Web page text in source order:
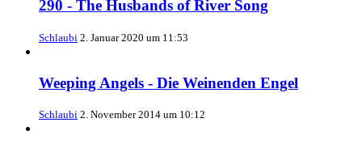
290 - The Husbands of River Song
Schlaubi 2. Januar 2020 um 11:53
Weeping Angels - Die Weinenden Engel
Schlaubi 2. November 2014 um 10:12